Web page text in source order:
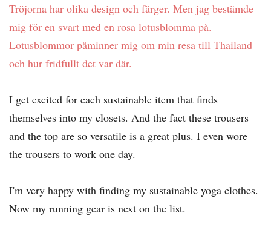
Tröjorna har olika design och färger. Men jag bestämde
mig för en svart med en rosa lotusblomma på.
Lotusblommor påminner mig om min resa till Thailand
och hur fridfullt det var där.
I get excited for each sustainable item that finds
themselves into my closets. And the fact these trousers
and the top are so versatile is a great plus. I even wore
the trousers to work one day.
I'm very happy with finding my sustainable yoga clothes.
Now my running gear is next on the list.